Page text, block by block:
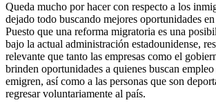
Queda mucho por hacer con respecto a los
dejado todo buscando mejores oportunidades
Puesto que una reforma migratoria es una
bajo la actual administración estadounidense,
relevante que tanto las empresas como el
brinden oportunidades a quienes buscan
emigren, así como a las personas que son
regresar voluntariamente al país.